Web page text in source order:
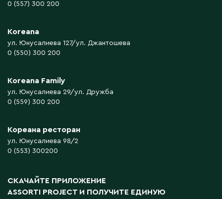
0 (557) 300 200
Koreana
ул. Юнусалиева 127/ул. Джантошева
0 (550) 300 200
Koreana Family
ул. Юнусалиева 29/ул. Дружба
0 (559) 300 200
Кореана ресторан
ул. Юнусалиева 98/2
0 (553) 300200
СКАЧАЙТЕ ПРИЛОЖЕНИЕ
ASSORTI PROJECT И ПОЛУЧИТЕ ЕДИНУЮ